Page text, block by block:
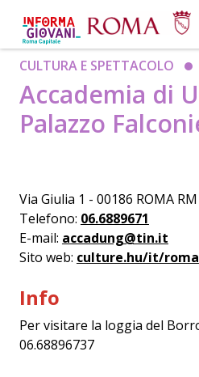
CULTURA E SPETTACOLO
Accademia di
Palazzo
Via Giulia 1 - 00186 ROMA RM
Telefono: 06.6889671
E-mail: accadung@tin.it
Sito web: culture.hu/it/roma
Info
Per visitare la loggia del
06.68896737